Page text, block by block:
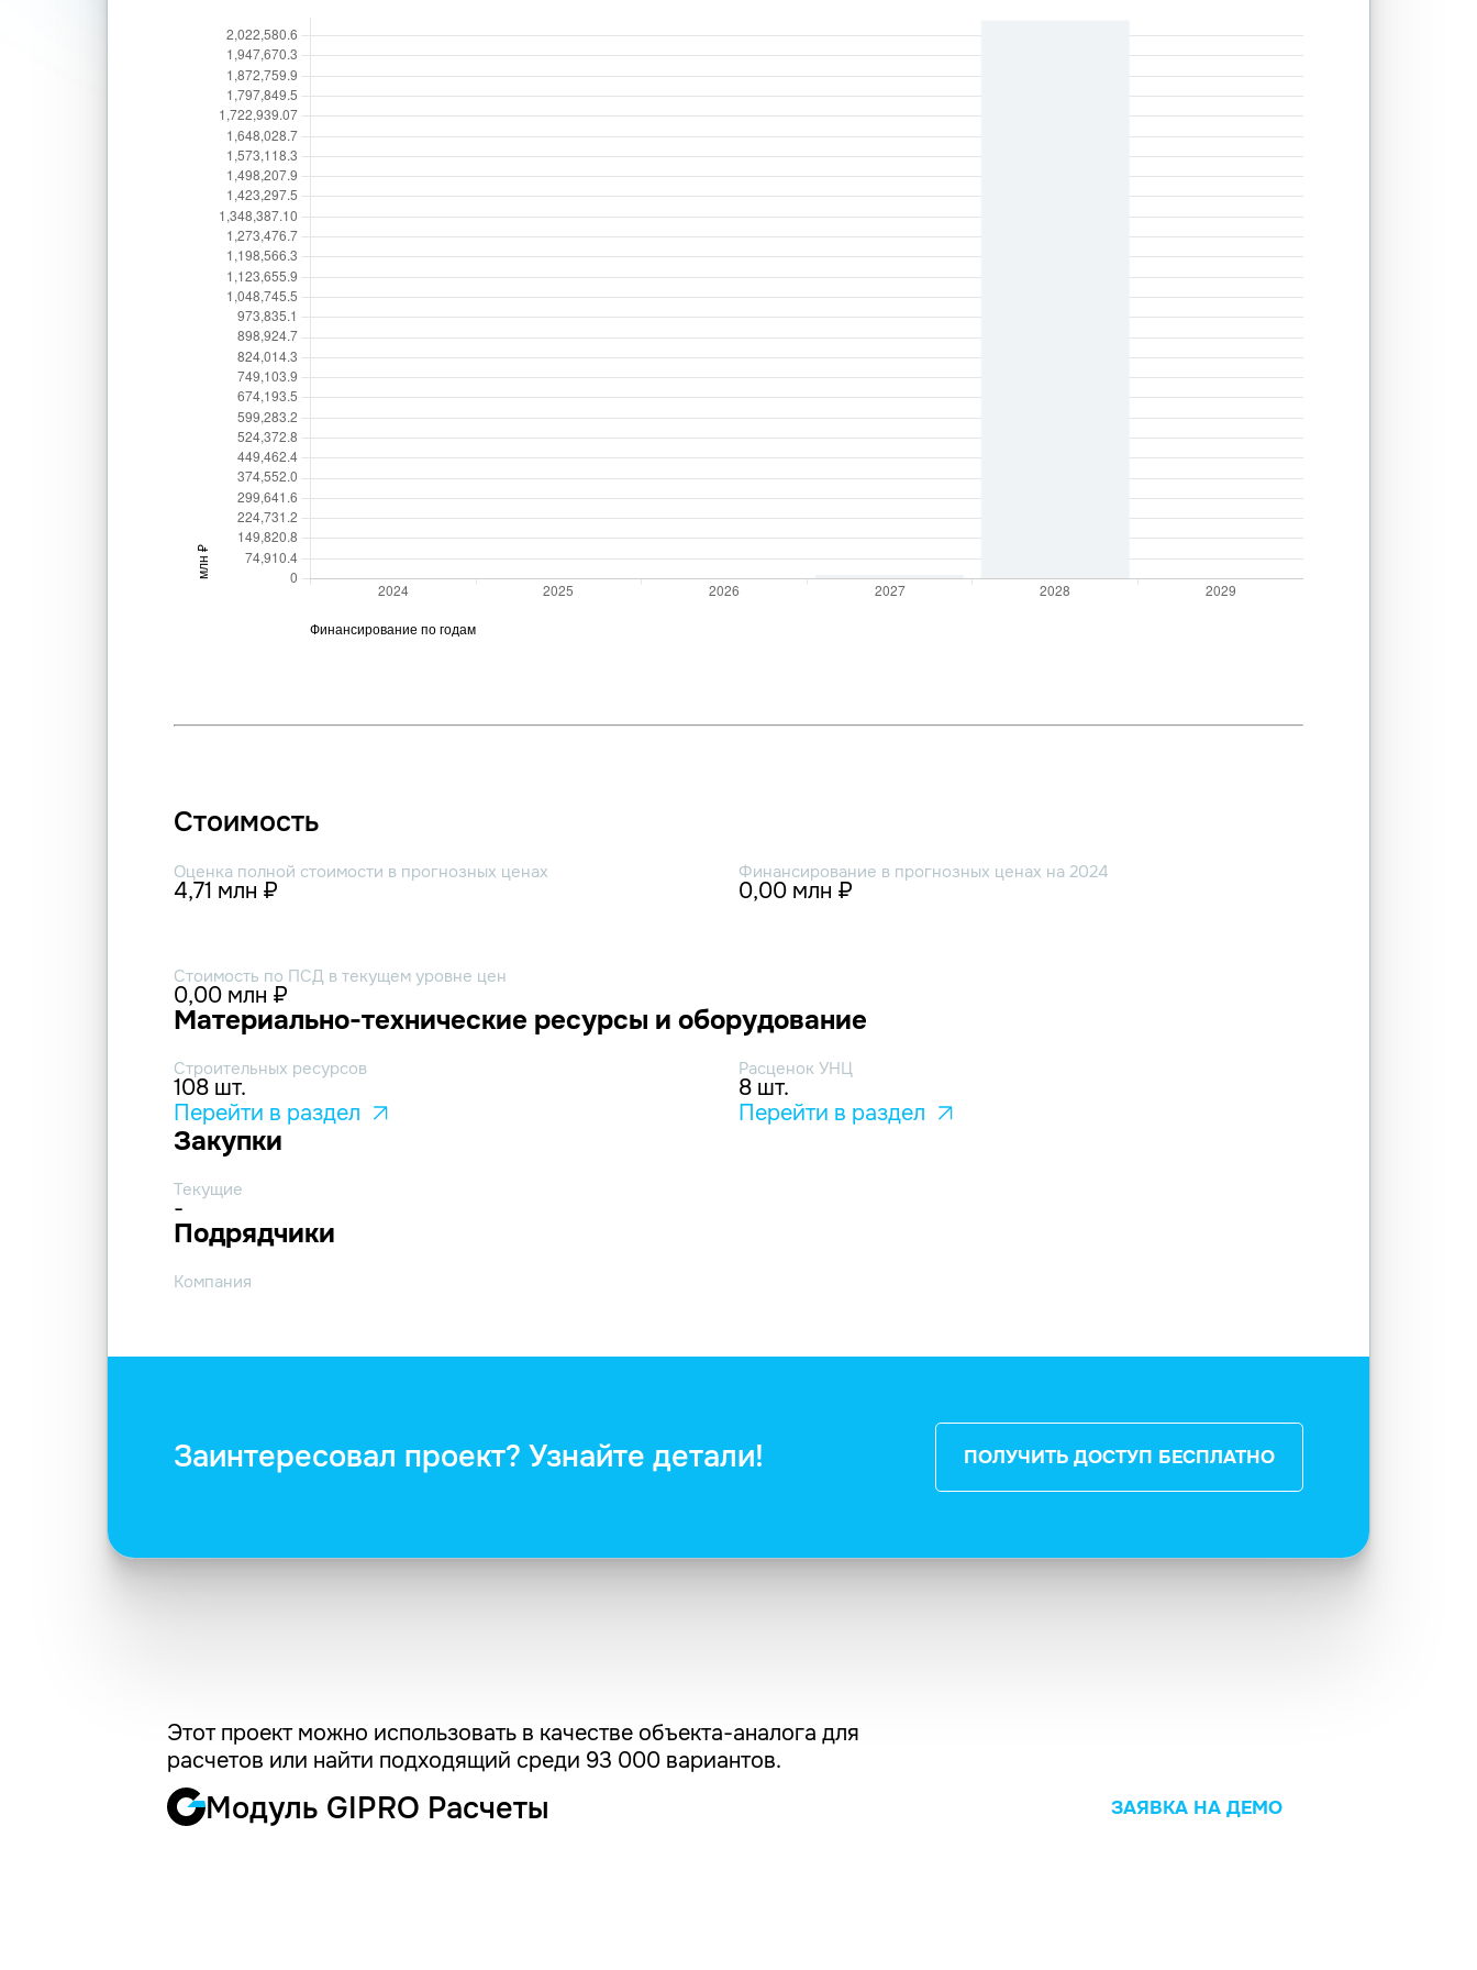
Стоимость
Оценка полной стоимости в прогнозных ценах
4,71 млн ₽
Финансирование в прогнозных ценах на 2024
0,00 млн ₽
Стоимость по ПСД в текущем уровне цен
0,00 млн ₽
Материально-технические ресурсы и оборудование
Строительных ресурсов
108 шт.
Перейти в раздел
Расценок УНЦ
8 шт.
Перейти в раздел
Закупки
Текущие
-
Подрядчики
Компания
Заинтересовал проект? Узнайте детали! ПОЛУЧИТЬ ДОСТУП БЕСПЛАТНО
Этот проект можно использовать в качестве объекта-аналога для
расчетов или найти подходящий среди 93 000 вариантов.
Модуль GIPRO Расчеты ЗАЯВКА НА ДЕМО